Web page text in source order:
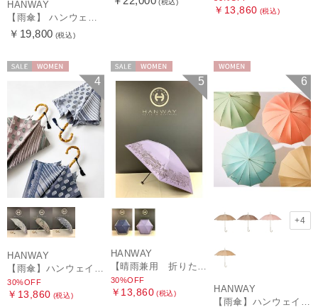
HANWAY
【雨傘】 ハンウェイ （HANWAY） Couturier クチュリエ 長傘 日本製
￥19,800 (税込)
(税込)
￥13,860 (税込)
4
HANWAY
30%OFF
￥13,860 (税込)
5
HANWAY
30%OFF
￥13,860 (税込)
6
+4
HANWAY